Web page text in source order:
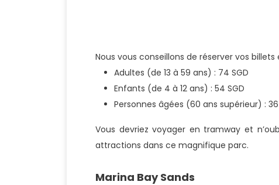
Nous vous conseillons de réserver vos billets
Adultes (de 13 à 59 ans) : 74 SGD
Enfants (de 4 à 12 ans) : 54 SGD
Personnes âgées (60 ans supérieur) :
Vous devriez voyager en tramway et
attractions dans ce magnifique parc.
Marina Bay Sands